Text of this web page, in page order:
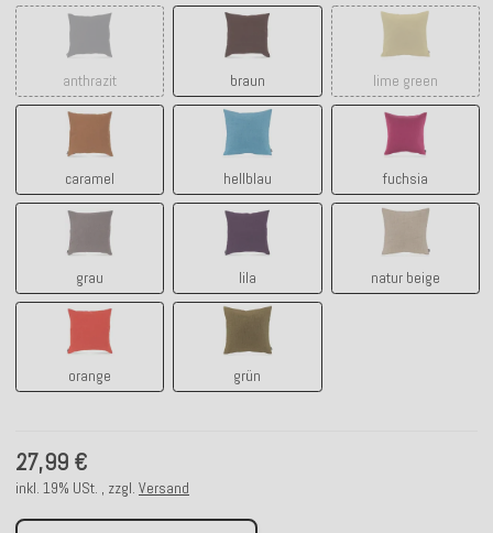
anthrazit
anthrazit
braun
braun
lime green
lime green
caramel
caramel
hellblau
hellblau
fuchsia
fuchsia
grau
grau
lila
lila
natur beige
natur beige
orange
orange
grün
grün
27,99 €
inkl. 19% USt. , zzgl. Versand